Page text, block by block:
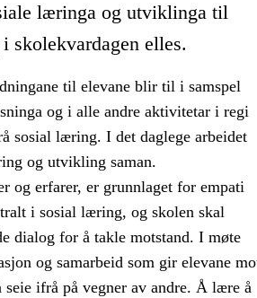
læringa og utviklinga til
skolekvardagen elles.
til elevane blir til i samspel
og i alle andre aktivitetar i regi
sosial læring. I det daglege arbeidet
og utvikling saman.
og erfarer, er grunnlaget for empati
i sosial læring, og skolen skal
dialog for å takle motstand. I møte
og samarbeid som gir elevane
ifrå på vegner av andre. Å lære å